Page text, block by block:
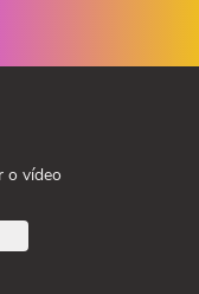
o vídeo